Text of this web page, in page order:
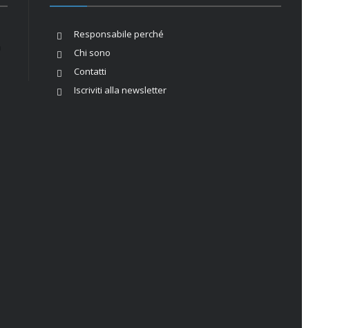
Responsabile perché
Chi sono
Contatti
Iscriviti alla newsletter